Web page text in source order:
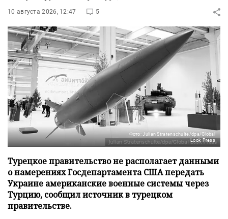
10 августа 2026, 12:47 5
Фото: Julian Stratenschulte/dpa/Global
Look Press
Турецкое правительство не располагает данными
о намерениях Госдепартамента США передать
Украине американские военные системы через
Турцию, сообщил источник в турецком
правительстве.